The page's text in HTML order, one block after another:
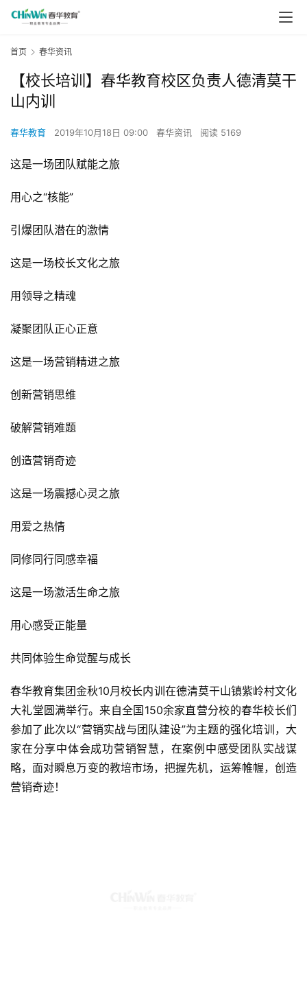
首页 春华资讯
【校长培训】春华教育校区负责人德清莫干
山内训
春华教育 2019年10月18日 09:00 春华资讯 阅读 5169
这是一场团队赋能之旅
用心之“核能”
引爆团队潜在的激情
这是一场校长文化之旅
用领导之精魂
凝聚团队正心正意
这是一场营销精进之旅
创新营销思维
破解营销难题
创造营销奇迹
这是一场震撼心灵之旅
用爱之热情
同修同行同感幸福
这是一场激活生命之旅
用心感受正能量
共同体验生命觉醒与成长
春华教育集团金秋10月校长内训在德清莫干山镇紫岭村文化
大礼堂圆满举行。来自全国150余家直营分校的春华校长们
参加了此次以“营销实战与团队建设”为主题的强化培训，大
家在分享中体会成功营销智慧，在案例中感受团队实战谋
略，面对瞬息万变的教培市场，把握先机，运筹帷幄，创造
营销奇迹！